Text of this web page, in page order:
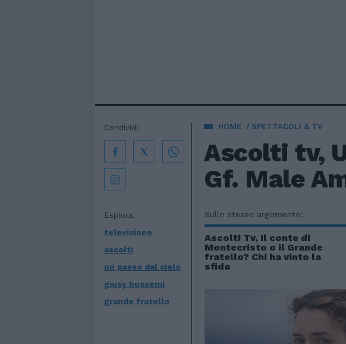
HOME SPETTACOLI & TV
Ascolti tv,
Gf. Male
Esplora:
televisione
ascolti
un passo dal cielo
giusy buscemi
grande fratello
Condividi:
Sullo stesso argomento:
Ascolti Tv, Il conte di
Montecristo o il Grande
fratello? Chi ha vinto la
sfida